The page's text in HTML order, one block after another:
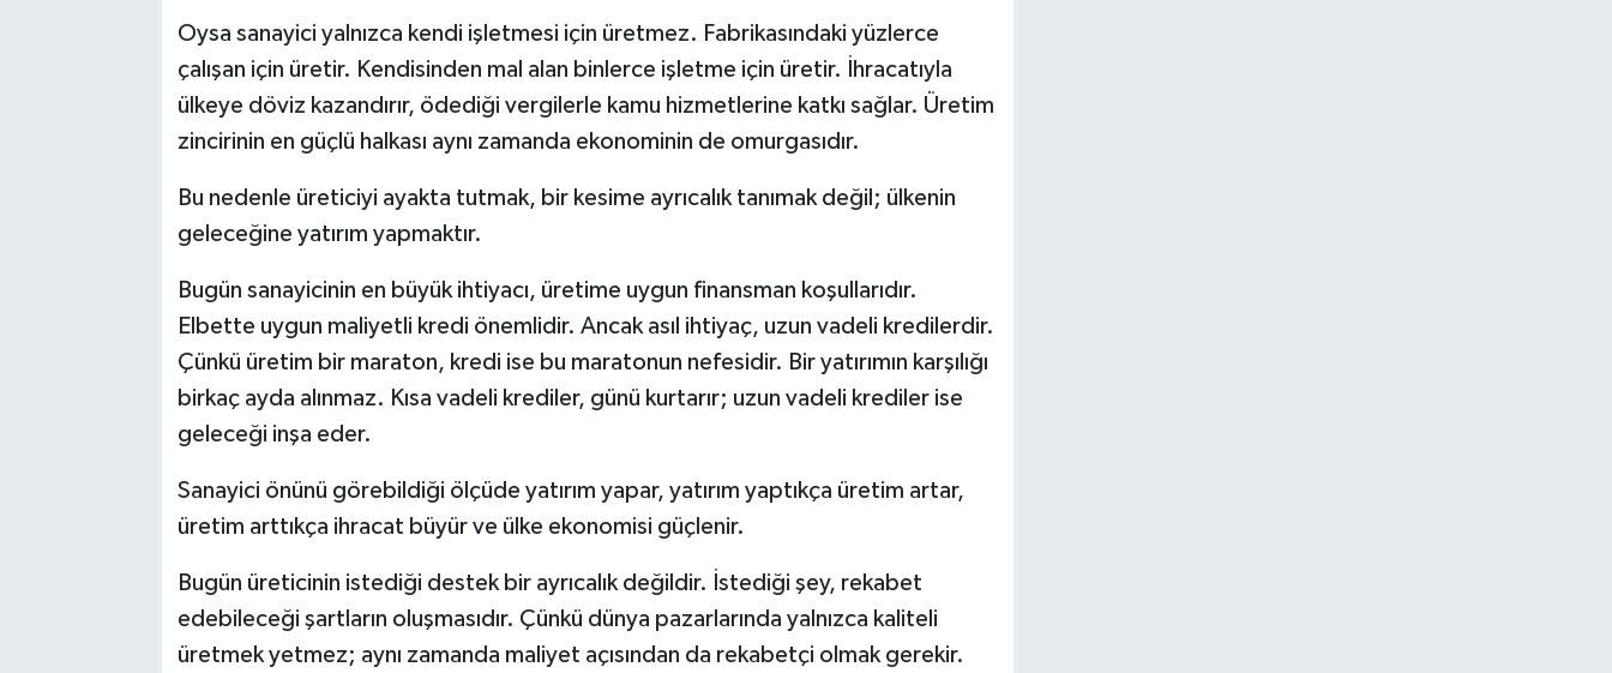
Oysa sanayici yalnızca kendi işletmesi için üretmez. Fabrikasındaki yüzlerce
çalışan için üretir. Kendisinden mal alan binlerce işletme için üretir. İhracatıyla
ülkeye döviz kazandırır, ödediği vergilerle kamu hizmetlerine katkı sağlar. Üretim
zincirinin en güçlü halkası aynı zamanda ekonominin de omurgasıdır.
Bu nedenle üreticiyi ayakta tutmak, bir kesime ayrıcalık tanımak değil; ülkenin
geleceğine yatırım yapmaktır.
Bugün sanayicinin en büyük ihtiyacı, üretime uygun finansman koşullarıdır.
Elbette uygun maliyetli kredi önemlidir. Ancak asıl ihtiyaç, uzun vadeli kredilerdir.
Çünkü üretim bir maraton, kredi ise bu maratonun nefesidir. Bir yatırımın karşılığı
birkaç ayda alınmaz. Kısa vadeli krediler, günü kurtarır; uzun vadeli krediler ise
geleceği inşa eder.
Sanayici önünü görebildiği ölçüde yatırım yapar, yatırım yaptıkça üretim artar,
üretim arttıkça ihracat büyür ve ülke ekonomisi güçlenir.
Bugün üreticinin istediği destek bir ayrıcalık değildir. İstediği şey, rekabet
edebileceği şartların oluşmasıdır. Çünkü dünya pazarlarında yalnızca kaliteli
üretmek yetmez; aynı zamanda maliyet açısından da rekabetçi olmak gerekir.